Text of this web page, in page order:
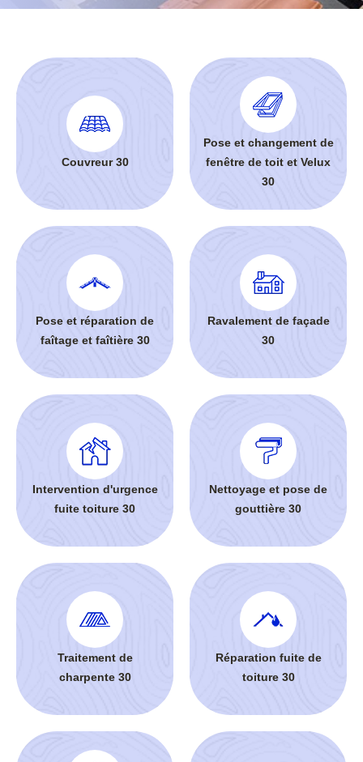
Couvreur 30
Pose et changement de
fenêtre de toit et Velux
30
Pose et réparation de
faîtage et faîtière 30
Ravalement de façade
30
Intervention d'urgence
fuite toiture 30
Nettoyage et pose de
gouttière 30
Traitement de
charpente 30
Réparation fuite de
toiture 30